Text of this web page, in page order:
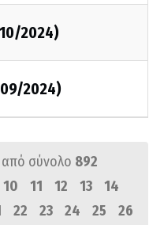
2024)
2024)
από σύνολο 892
10 11 12 13
14
22 23 24 25
26